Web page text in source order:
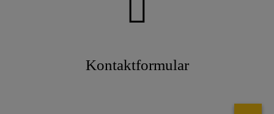
Kontaktformular